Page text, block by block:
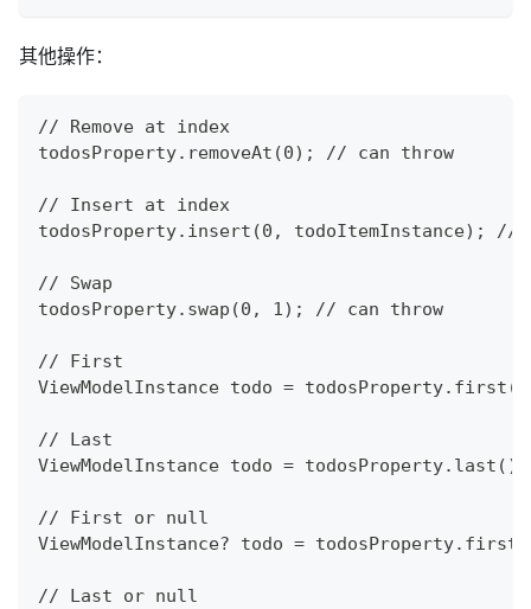
其他操作：
// Remove at index
todosProperty.removeAt(0); // can throw
// Insert at index
todosProperty.insert(0, todoItemInstance); //
// Swap
todosProperty.swap(0, 1); // can throw
// First
ViewModelInstance todo =
// Last
ViewModelInstance todo =
// First or null
ViewModelInstance? todo =
// Last or null